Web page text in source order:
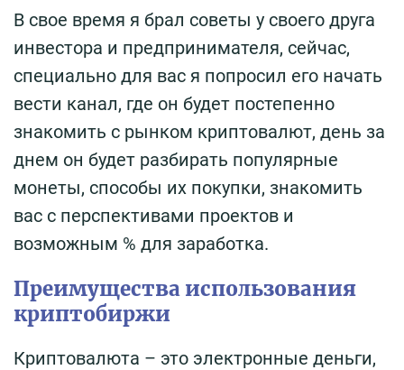
В свое время я брал советы у своего друга
инвестора и предпринимателя, сейчас,
специально для вас я попросил его начать
вести канал, где он будет постепенно
знакомить с рынком криптовалют, день за
днем он будет разбирать популярные
монеты, способы их покупки, знакомить
вас с перспективами проектов и
возможным % для заработка.
Преимущества использования
криптобиржи
Криптовалюта – это электронные деньги,